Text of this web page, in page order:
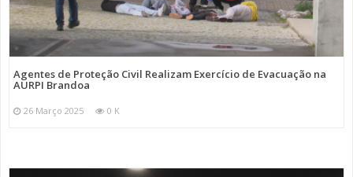
Agentes de Proteção Civil Realizam Exercício de Evacuação na
AURPI Brandoa
26 Março 2025 0 K